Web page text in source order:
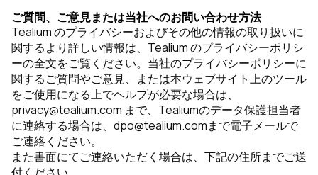
ご質問、ご意見または当社へのお問い合わせ方法
Tealium のプライバシーおよびその他の情報の取り扱いに
関するより詳しい情報は、Tealium のプライバシーポリシ
ーの全文をご覧ください。当社のプライバシーポリシーに
関するご質問やご意見、または本ウェブサイト上のツール
をご使用になる上でヘルプが必要な場合は、
privacy@tealium.com まで、Tealiumのデータ保護担当者
に連絡する場合は、dpo@tealium.comまで電子メールで
ご連絡ください。
また書面にてご連絡いただく場合は、下記の住所までご送